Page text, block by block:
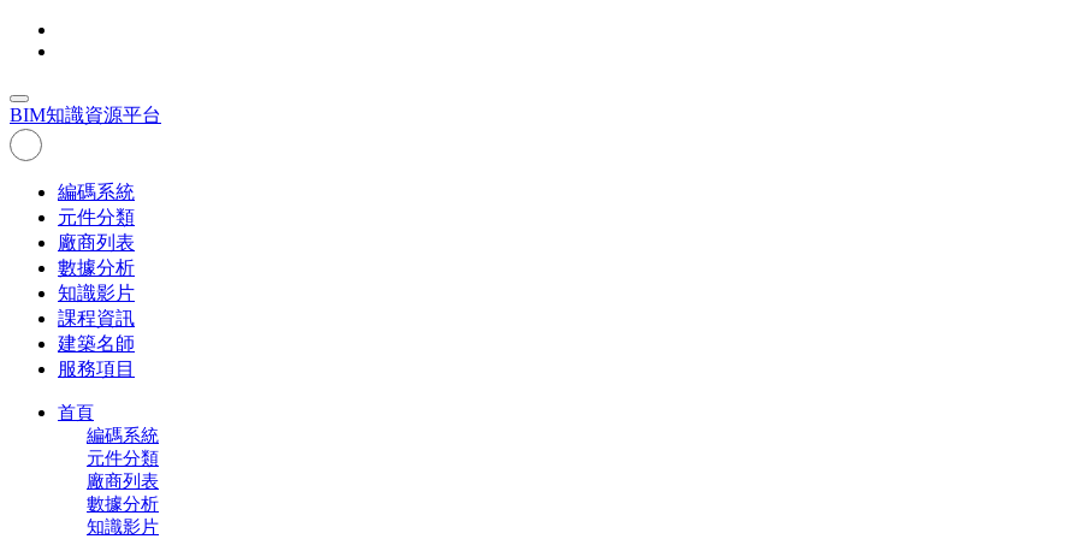
BIM知識資源平台
編碼系統
元件分類
廠商列表
數據分析
知識影片
課程資訊
建築名師
服務項目
首頁
編碼系統
元件分類
廠商列表
數據分析
知識影片